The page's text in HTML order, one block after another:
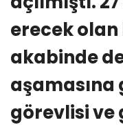
erecek
akabinde
aşamasına
görevlisi ve